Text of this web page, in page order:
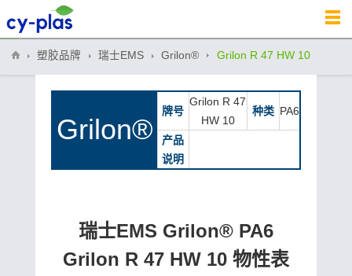
塑胶品牌 瑞士EMS Grilon® Grilon R 47 HW 10
Grilon®
牌号
Grilon R 47
HW 10
种类 PA6
产品
说明
瑞士EMS Grilon® PA6
Grilon R 47 HW 10 物性表